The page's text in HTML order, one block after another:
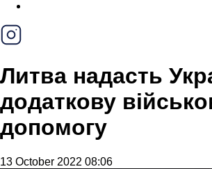
Литва надасть
додаткову
допомогу
13 October 2022 08:06